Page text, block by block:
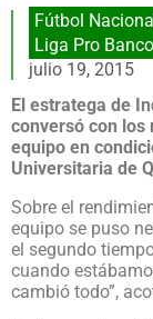
Fútbol Nacional
Liga Pro
julio 19, 2015
El estratega de
conversó con los
equipo en
Universitaria de
Sobre el
equipo se puso
el segundo
cuando
cambió todo”,